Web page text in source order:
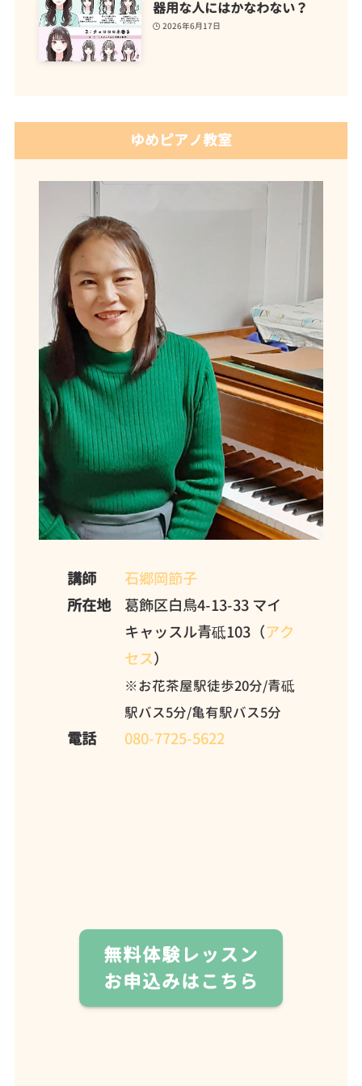
器用な人にはかなわない？
2026年6月17日
ゆめピアノ教室
講師
石郷岡節子
所在地
葛飾区白鳥4-13-33 マイ
キャッスル青砥103（アク
セス）
※お花茶屋駅徒歩20分/青砥
駅バス5分/亀有駅バス5分
電話 080-7725-5622
無料体験レッスン
お申込みはこちら